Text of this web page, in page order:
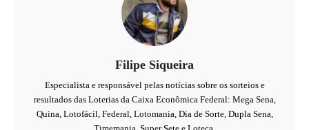
Filipe Siqueira
Especialista e responsável pelas notícias sobre os sorteios e
resultados das Loterias da Caixa Econômica Federal: Mega Sena,
Quina, Lotofácil, Federal, Lotomania, Dia de Sorte, Dupla Sena,